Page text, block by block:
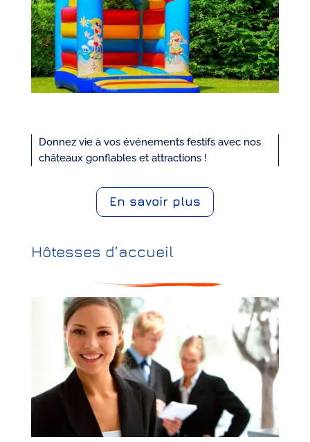
Donnez vie à vos événements festifs avec nos
châteaux gonflables et attractions !
En savoir plus
Hôtesses d’accueil